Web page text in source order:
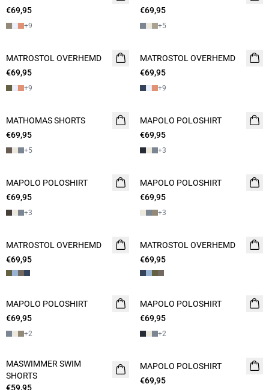
2 FOR 120
€69,95
+9
2 FOR 120
€69,95
+5
NIEUW
2 FOR 120
MATROSTOL OVERHEMD
€69,95
+9
NIEUW
2 FOR 120
MATROSTOL OVERHEMD
€69,95
+9
NIEUW
2 FOR 120
MATHOMAS SHORTS
€69,95
+5
NIEUW
2 FOR 120
MAPOLO POLOSHIRT
€69,95
+3
NIEUW
2 FOR 120
MAPOLO POLOSHIRT
€69,95
+3
NIEUW
2 FOR 120
MAPOLO POLOSHIRT
€69,95
+3
NIEUW
2 FOR 120
MATROSTOL OVERHEMD
€69,95
NIEUW
2 FOR 120
MATROSTOL OVERHEMD
€69,95
NIEUW
2 FOR 120
MAPOLO POLOSHIRT
€69,95
+2
NIEUW
2 FOR 120
MAPOLO POLOSHIRT
€69,95
+2
NIEUW
2 FOR 120
MASWIMMER SWIM
SHORTS
€59,95
NIEUW
2 FOR 120
MAPOLO POLOSHIRT
€69,95